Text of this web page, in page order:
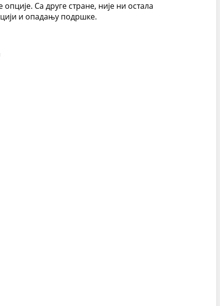
Са друге стране, није ни остала
и опадању подршке.